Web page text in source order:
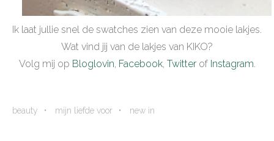
Ik laat jullie snel de swatches zien van deze mooie lakjes.
Wat vind jij van de lakjes van KIKO?
Volg mij op Bloglovin, Facebook, Twitterof Instagram.
beauty mijn liefde voor new in